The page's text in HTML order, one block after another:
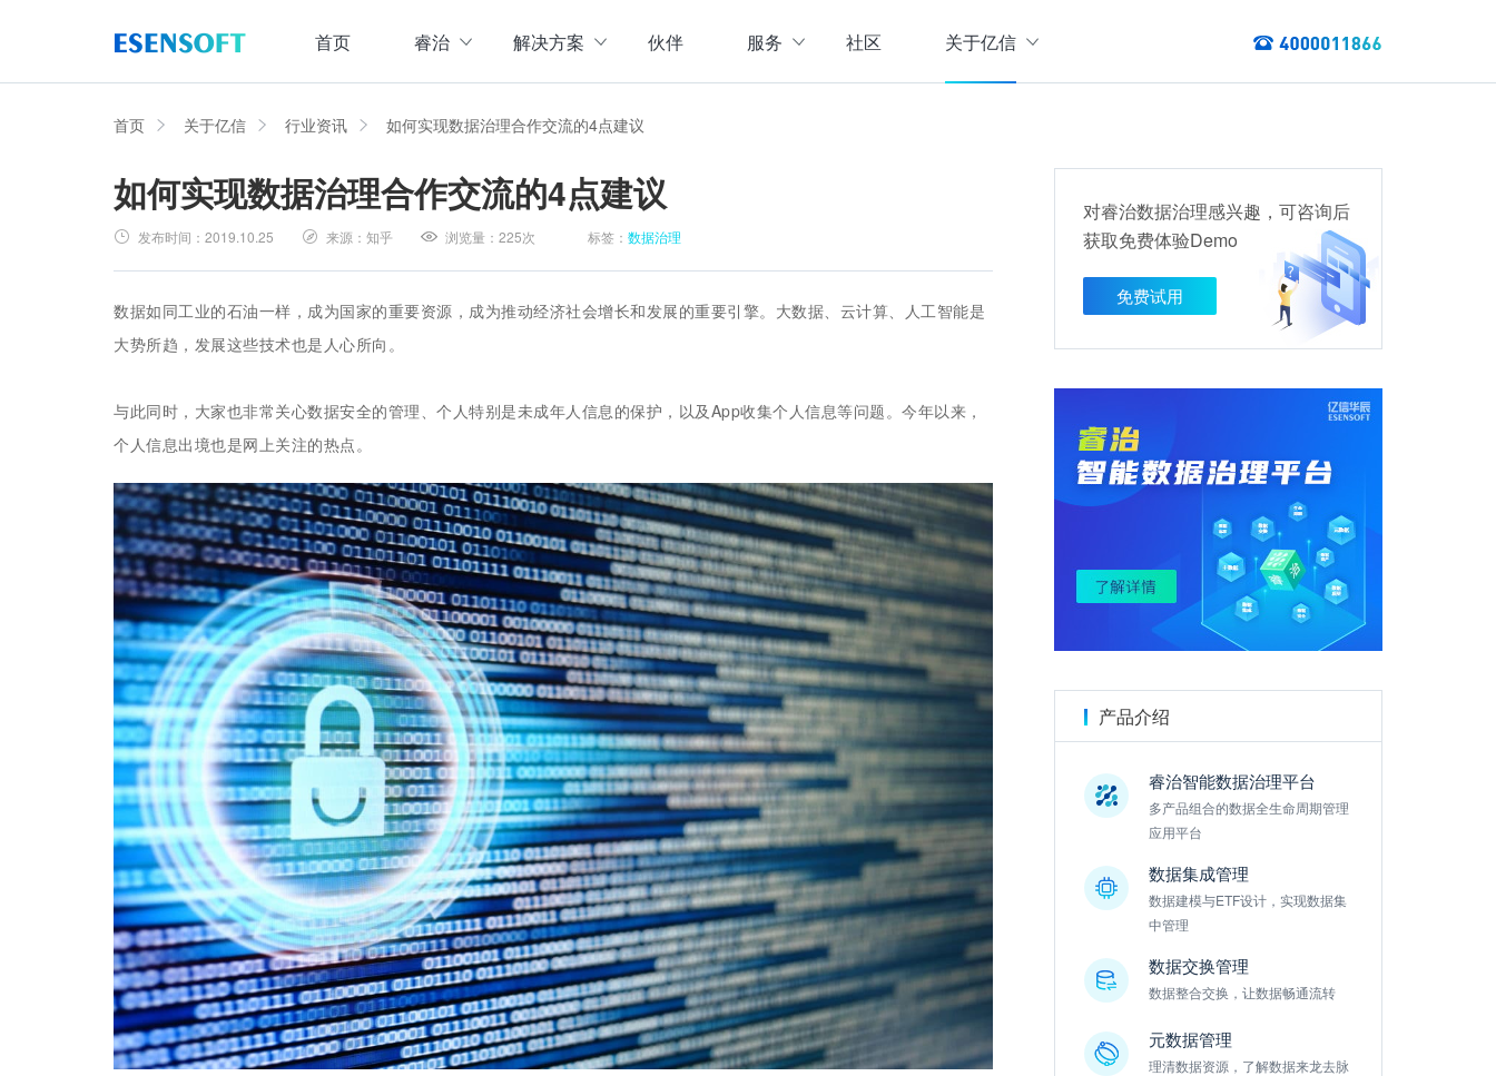
首页 睿治
睿治智能数据治理平台
数据采集
数据集成管理
数据建模与ETF设计，实现数据集中
数据交换管理
数据存储
实时计算存储
企业级实时大数据管理，支撑实时决
理清数据资源，了解数据来龙去脉
数据标准管理
数据质量管理
主数据管理
集中统一管理，构建企业黄金数据
数据服务
数据资产管理
提供各类数据应用服务，实现资产价
值最大化
解决方案
数据治理全域解决方案
大数据治理方案
从采、存、管、用四大方面构建数据治理体系，实现数字化经营
大数据资产管理方案
集数据集成、数据治理、资产规划开发、资产运营等场景应用于一体
主数据管理方案
数据标准化及质量管控方案
以元数据管理摸清家底，以资产编目盘点数据资产，提供数据服务
指标体系建设方案
面向业务和技术提供指标管理指标分析等服务的指标统一管理平台
涵盖数据存储、数据集成、数据交换、数据共享等方面，为企业用户提供云原生仓湖一
体解决方案
伙伴 服务 社区 关于亿信
首页 关于亿信 行业资讯 如何实现数据治理合作交流的4点建议
如何实现数据治理合作交流的4点建议
发布时间： 2019.10.25 来源： 知乎 浏览量： 225次 标签： 数据治理
数据如同工业的石油一样，成为国家的重要资源，成为推动经济社会增长和发展的重要引擎。大数据、云计算、人工智能是
大势所趋，发展这些技术也是人心所向。
与此同时，大家也非常关心数据安全的管理、个人特别是未成年人信息的保护，以及App收集个人信息等问题。今年以来，
个人信息出境也是网上关注的热点。
对睿治数据治理感兴趣，可咨询后
获取免费体验Demo
免费试用
产品介绍
睿治智能数据治理平台
多产品组合的数据全生命周期管理
应用平台
数据集成管理
数据建模与ETF设计，实现数据集
中管理
数据交换管理
数据整合交换，让数据畅通流转
元数据管理
理清数据资源，了解数据来龙去脉